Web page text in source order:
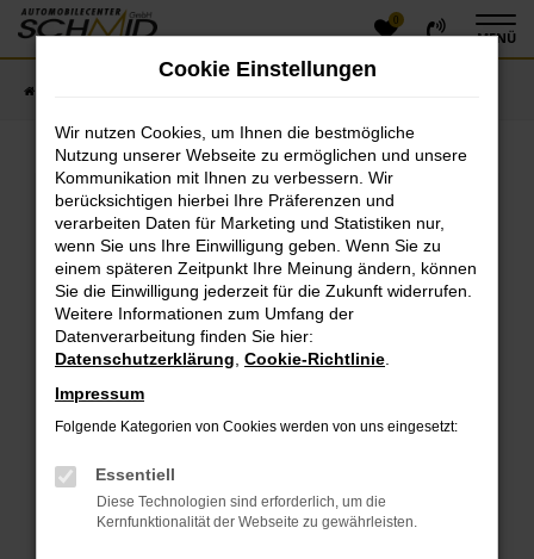
Zum
Hauptinhalt
0
MENÜ
Fehler: Network Error
Beim Laden ist ein Fehler aufgetreten.
Hier sind ein paar Tipps, die dir helfen können:
Überprüfe deine Firewall und deine
Internetverbindung.
Laden andere Webseiten, zum Beispiel deine
Suchmaschine?
Prüfe deine Browsererweiterungen.
das Laden bestimmter Seiten verhindern.
Funktioniert die Seite in einem anderen Browser
oder in einem privaten Fenster?
Cookie Einstellungen
Wir nutzen Cookies, um Ihnen die bestmögliche
Nutzung unserer Webseite zu ermöglichen und unsere
Kommunikation mit Ihnen zu verbessern. Wir
berücksichtigen hierbei Ihre Präferenzen und
verarbeiten Daten für Marketing und Statistiken nur,
wenn Sie uns Ihre Einwilligung geben. Wenn Sie zu
einem späteren Zeitpunkt Ihre Meinung ändern, können
Sie die Einwilligung jederzeit für die Zukunft widerrufen.
Weitere Informationen zum Umfang der
Datenverarbeitung finden Sie hier:
Datenschutzerklärung Cookie-Richtlinie
Impressum
Folgende Kategorien von Cookies werden von uns eingesetzt:
Essentiell
Diese Technologien sind erforderlich, um die
Kernfunktionalität der Webseite zu gewährleisten.